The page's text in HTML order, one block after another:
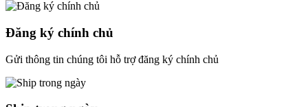
Đăng ký chính chủ
Gửi thông tin chúng tôi hỗ trợ đăng ký chính chủ